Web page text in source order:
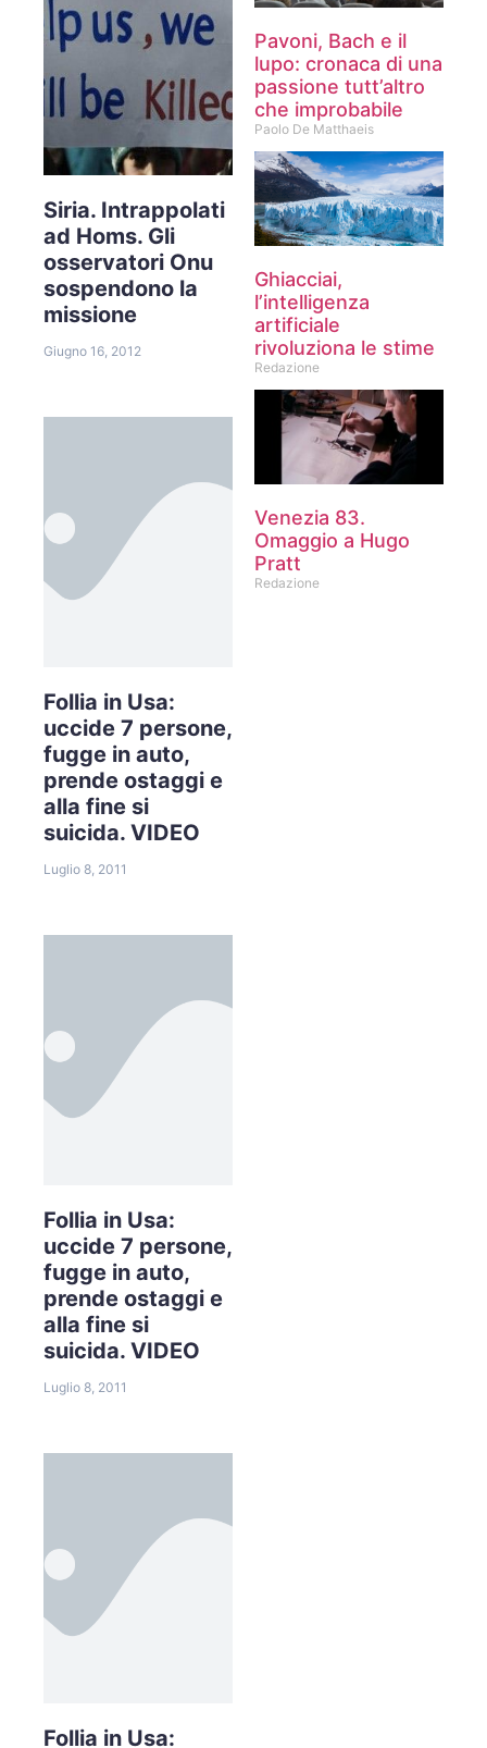
Siria. Intrappolati
ad Homs. Gli
osservatori Onu
sospendono la
missione
Giugno 16, 2012
Follia in Usa:
uccide 7 persone,
fugge in auto,
prende ostaggi e
alla fine si
suicida. VIDEO
Luglio 8, 2011
Follia in Usa:
uccide 7 persone,
fugge in auto,
prende ostaggi e
alla fine si
suicida. VIDEO
Luglio 8, 2011
Follia in Usa:
Pavoni, Bach e il
lupo: cronaca di una
passione tutt’altro
che improbabile
Paolo De Matthaeis
Ghiacciai,
l’intelligenza
artificiale
rivoluziona le stime
Redazione
Venezia 83.
Omaggio a Hugo
Pratt
Redazione